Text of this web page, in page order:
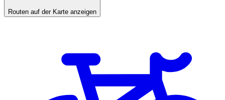
Routen auf der Karte anzeigen